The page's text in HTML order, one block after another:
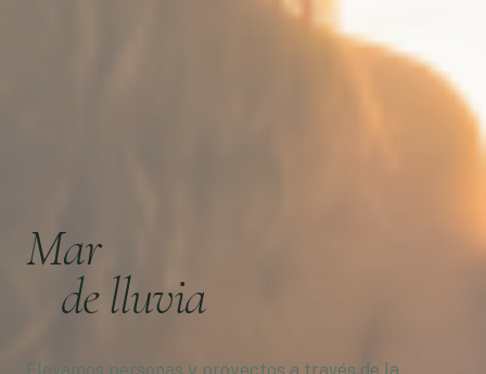
Mar
de lluvia
Elevamos personas y proyectos a través de la